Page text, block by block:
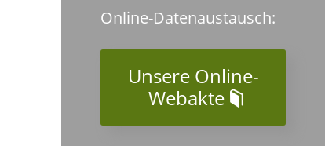
Online-Datenaustausch:
Unsere Online-
Webakte